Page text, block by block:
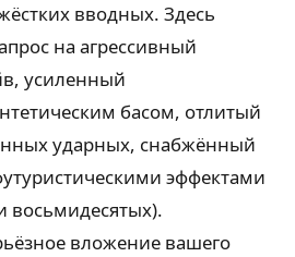
вводных. Здесь
на агрессивный
усиленный
басом, отлитый
ударных, снабжённый
эффектами
восьмидесятых).
вложение вашего